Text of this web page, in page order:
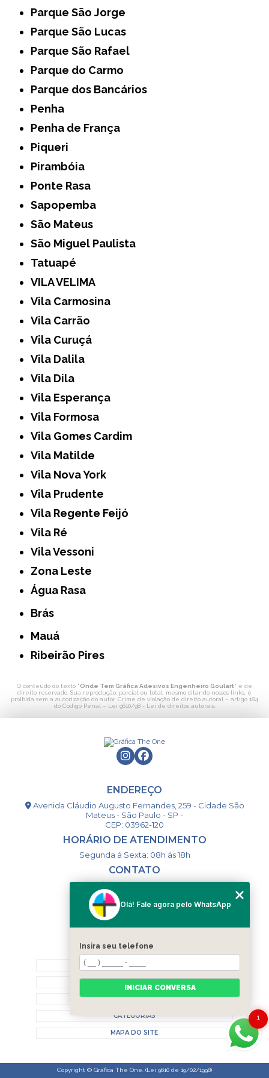
Parque São Jorge
Parque São Lucas
Parque São Rafael
Parque do Carmo
Parque dos Bancários
Penha
Penha de França
Piqueri
Pirambóia
Ponte Rasa
Sapopemba
São Mateus
São Miguel Paulista
Tatuapé
VILA VELIMA
Vila Carmosina
Vila Carrão
Vila Curuçá
Vila Dalila
Vila Dila
Vila Esperança
Vila Formosa
Vila Gomes Cardim
Vila Matilde
Vila Nova York
Vila Prudente
Vila Regente Feijó
Vila Ré
Vila Vessoni
Zona Leste
Água Rasa
Brás
Mauá
Ribeirão Pires
O conteúdo do texto "Onde Tem Gráfica Adesivos Engenheiro Goulart" é de
direito reservado. Sua reprodução, parcial ou total, mesmo citando nossos links, é
proibida sem a autorização do autor. Crime de violação de direito autoral – artigo 184
do Código Penal – Lei 9610/98 - Lei de direitos autorais.
ENDEREÇO
Avenida Cláudio Augusto Fernandes, 259 - Cidade São
Mateus - São Paulo - SP -
CEP: 03962-120
HORÁRIO DE ATENDIMENTO
Segunda á Sexta: 08h ás 18h
CONTATO
(11) 98993-9556
togsm1@gmail.com
MENU
HOME
CONTATO
CATEGORIAS
MAPA DO SITE
Copyright © Gráfica The One. (Lei 9610 de 19/02/1998)
1
Olá! Fale agora pelo WhatsApp
Insira seu telefone
INICIAR CONVERSA